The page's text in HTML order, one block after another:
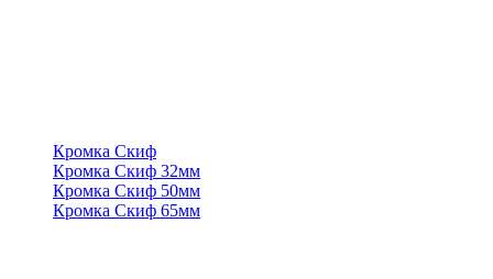
Кромка Скиф
Кромка Скиф 32мм
Кромка Скиф 50мм
Кромка Скиф 65мм